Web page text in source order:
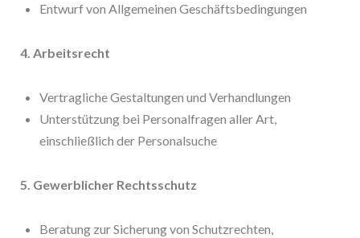
Entwurf von Allgemeinen Geschäftsbedingungen
4. Arbeitsrecht
Vertragliche Gestaltungen und Verhandlungen
Unterstützung bei Personalfragen aller Art,
einschließlich der Personalsuche
5. Gewerblicher Rechtsschutz
Beratung zur Sicherung von Schutzrechten,